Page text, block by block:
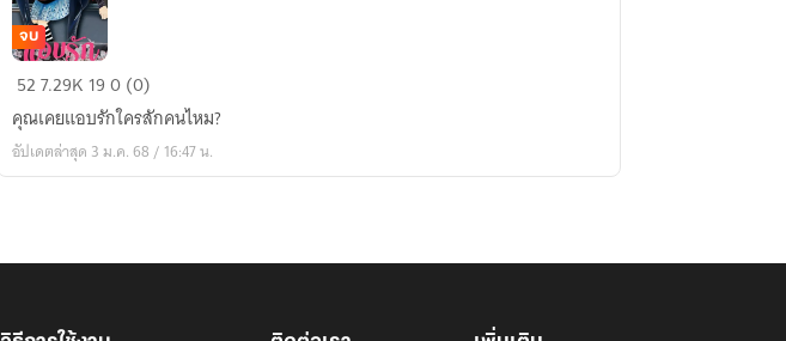
แอบ
To
secretly
จบ
527.29K 190 (0)
คุณเคยแอบรักใครสักคนไหม?
อัปเดตล่าสุด 3 ม.ค. 68 / 16:47 น.